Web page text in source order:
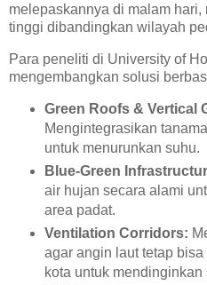
melepaskannya di malam
tinggi dibandingkan wilayah
Para peneliti di University of
mengembangkan solusi
Green Roofs & Vertical
Mengintegrasikan
untuk menurunkan suhu.
Blue-Green
air hujan secara alami
area padat.
Ventilation Corridors:
agar angin laut tetap
kota untuk